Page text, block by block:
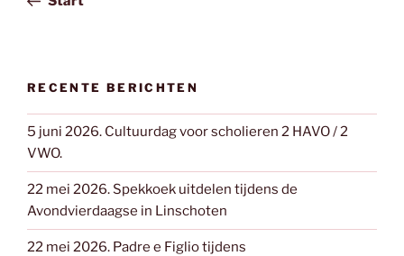
RECENTE BERICHTEN
5 juni 2026. Cultuurdag voor scholieren 2 HAVO / 2
VWO.
22 mei 2026. Spekkoek uitdelen tijdens de
Avondvierdaagse in Linschoten
22 mei 2026. Padre e Figlio tijdens